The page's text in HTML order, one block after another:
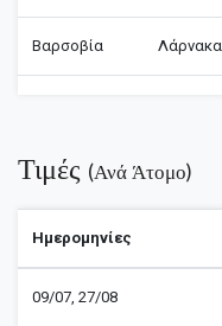
Βαρσοβία Λάρνακα
Τιμές (ανά Άτομο)
Ημερομηνίες
09/07, 27/08